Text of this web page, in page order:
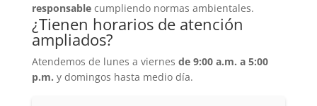
responsablecumpliendo normas ambientales.
¿Tienen horarios de atención
ampliados?
Atendemos de lunes a viernes de 9:00 a.m. a 5:00
p.m. y domingos hasta medio día.